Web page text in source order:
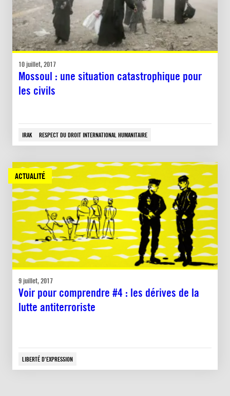
10 juillet, 2017
Mossoul : une situation catastrophique pour
les civils
IRAK RESPECT DU DROIT INTERNATIONAL HUMANITAIRE
ACTUALITÉ
9 juillet, 2017
Voir pour comprendre #4 : les dérives de la
lutte antiterroriste
LIBERTÉ D'EXPRESSION